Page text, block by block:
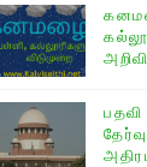
பதவி